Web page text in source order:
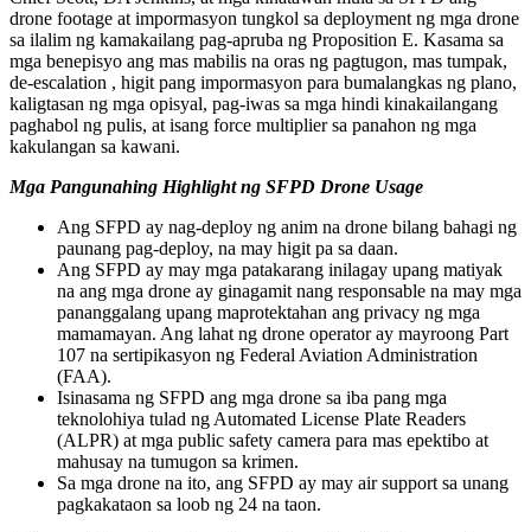
drone footage at impormasyon tungkol sa deployment ng mga drone
sa ilalim ng kamakailang pag-apruba ng Proposition E. Kasama sa
mga benepisyo ang mas mabilis na oras ng pagtugon, mas tumpak,
de-escalation , higit pang impormasyon para bumalangkas ng plano,
kaligtasan ng mga opisyal, pag-iwas sa mga hindi kinakailangang
paghabol ng pulis, at isang force multiplier sa panahon ng mga
kakulangan sa kawani.
Mga Pangunahing Highlight ng SFPD Drone Usage
Ang SFPD ay nag-deploy ng anim na drone bilang bahagi ng
paunang pag-deploy, na may higit pa sa daan.
Ang SFPD ay may mga patakarang inilagay upang matiyak
na ang mga drone ay ginagamit nang responsable na may mga
pananggalang upang maprotektahan ang privacy ng mga
mamamayan. Ang lahat ng drone operator ay mayroong Part
107 na sertipikasyon ng Federal Aviation Administration
(FAA).
Isinasama ng SFPD ang mga drone sa iba pang mga
teknolohiya tulad ng Automated License Plate Readers
(ALPR) at mga public safety camera para mas epektibo at
mahusay na tumugon sa krimen.
Sa mga drone na ito, ang SFPD ay may air support sa unang
pagkakataon sa loob ng 24 na taon.